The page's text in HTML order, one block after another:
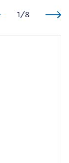
1 /8